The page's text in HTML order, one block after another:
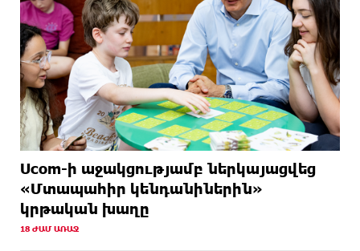
Ucom-ի աջակցությամբ ներկայացվեց
«Մտապահիր կենդանիներին»
կրթական խաղը
18 ԺԱՄ ԱՌԱՋ